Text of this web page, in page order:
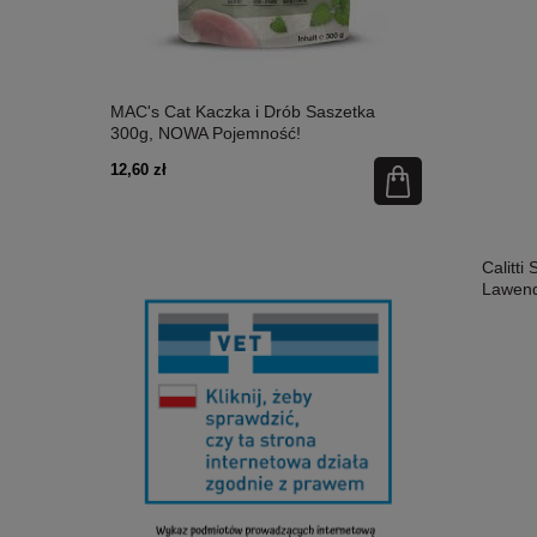
MAC's Cat Kaczka i Drób Saszetka
300g, NOWA Pojemność!
12,60 zł
MAC's Cat
Nowa
Calitti